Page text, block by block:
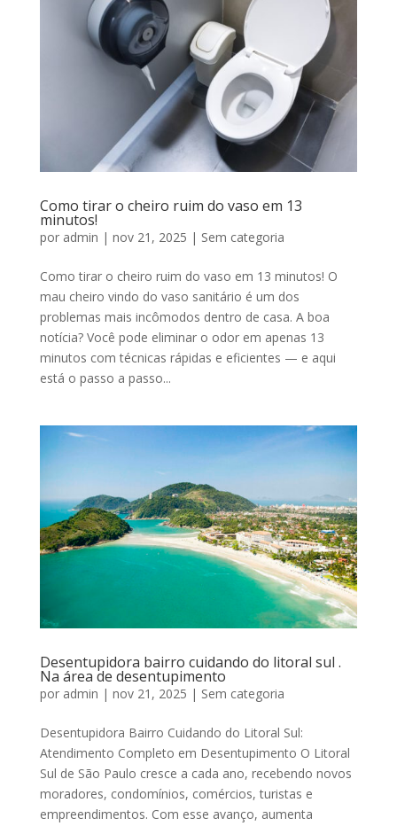
Como tirar o cheiro ruim do vaso em 13
minutos!
por admin | nov 21, 2025 | Sem categoria
Como tirar o cheiro ruim do vaso em 13 minutos! O
mau cheiro vindo do vaso sanitário é um dos
problemas mais incômodos dentro de casa. A boa
notícia? Você pode eliminar o odor em apenas 13
minutos com técnicas rápidas e eficientes — e aqui
está o passo a passo...
Desentupidora bairro cuidando do litoral sul .
Na área de desentupimento
por admin | nov 21, 2025 | Sem categoria
Desentupidora Bairro Cuidando do Litoral Sul:
Atendimento Completo em Desentupimento O Litoral
Sul de São Paulo cresce a cada ano, recebendo novos
moradores, condomínios, comércios, turistas e
empreendimentos. Com esse avanço, aumenta